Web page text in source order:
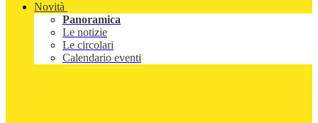
Novità
Panoramica
Le notizie
Le circolari
Calendario eventi